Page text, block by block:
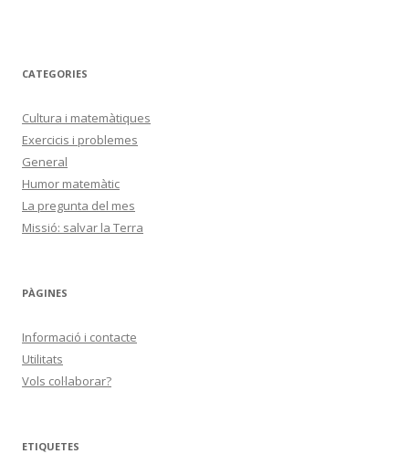
CATEGORIES
Cultura i matemàtiques
Exercicis i problemes
General
Humor matemàtic
La pregunta del mes
Missió: salvar la Terra
PÀGINES
Informació i contacte
Utilitats
Vols col·laborar?
ETIQUETES